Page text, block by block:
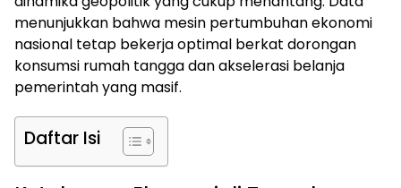
menunjukkan bahwa mesin pertumbuhan ekonomi
nasional tetap bekerja optimal berkat dorongan
konsumsi rumah tangga dan akselerasi belanja
pemerintah yang masif.
Daftar Isi